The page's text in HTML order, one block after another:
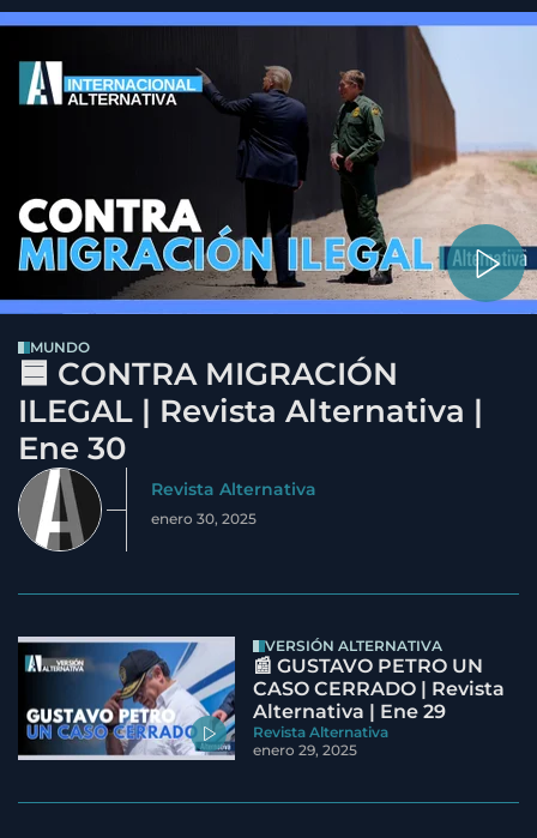
MUNDO
🟦 CONTRA MIGRACIÓN
ILEGAL | Revista Alternativa |
Ene 30
Revista Alternativa
enero 30, 2025
VERSIÓN ALTERNATIVA
📰 GUSTAVO PETRO UN
CASO CERRADO | Revista
Alternativa | Ene 29
Revista Alternativa
enero 29, 2025